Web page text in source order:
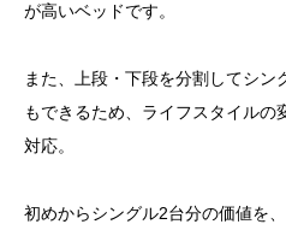
が高いベッドです。
また、上段・下段を分割してシン
もできるため、ライフスタイルの
対応。
初めからシングル2台分の価値を